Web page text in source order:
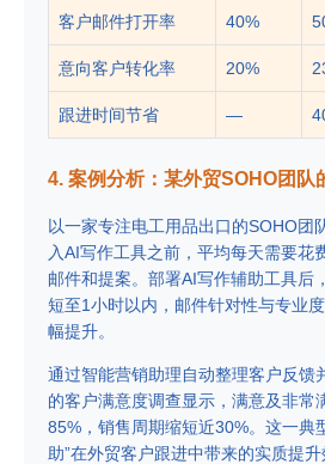
客户邮件打开率 40%
意向客户转化率 20%
跟进时间节省 —
4. 案例分析：某外贸SOHO团队
以一家专注电工用品出口的SOHO团
入AI写作工具之前，平均每天需要花
邮件和提案。部署AI写作辅助工具后
短至1小时以内，邮件针对性与专业
幅提升。
通过智能营销助理自动整理客户反馈
的客户满意度调查显示，满意及非常
85%，销售周期缩短近30%。这一典
助”在外贸客户跟进中带来的实质提升